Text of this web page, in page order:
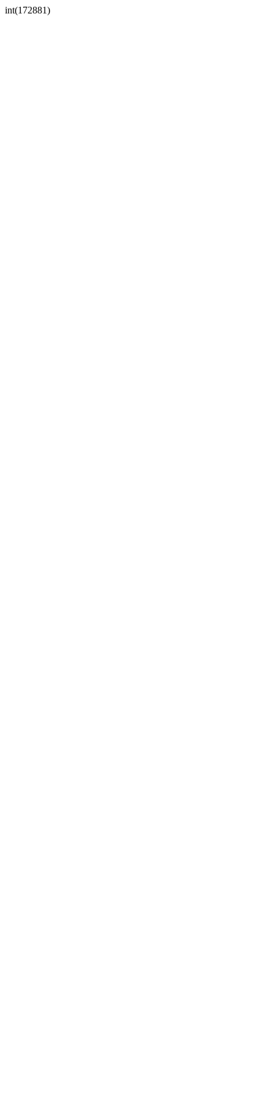
int(172881)